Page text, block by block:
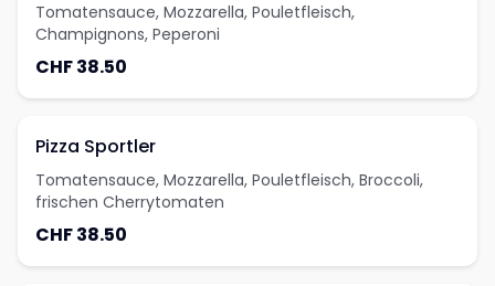
Tomatensauce, Mozzarella, Pouletfleisch,
Champignons, Peperoni
CHF 38.50
Pizza Sportler
Tomatensauce, Mozzarella, Pouletfleisch, Broccoli,
frischen Cherrytomaten
CHF 38.50